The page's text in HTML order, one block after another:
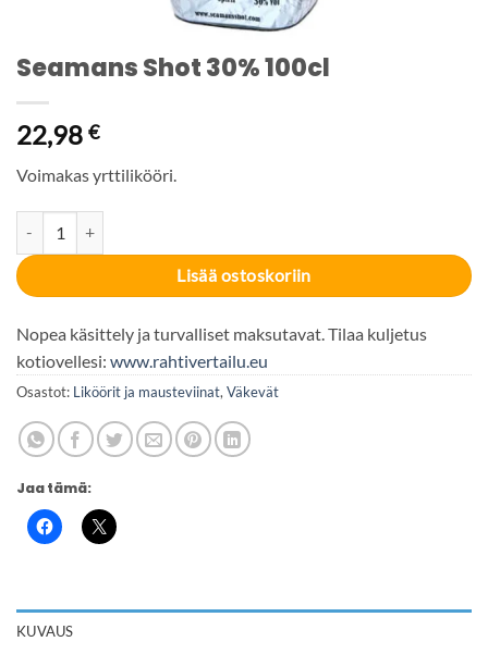
Seamans Shot 30% 100cl
22,98 €
Voimakas yrttilikööri.
Lisää ostoskoriin
Nopea käsittely ja turvalliset maksutavat. Tilaa kuljetus
kotiovellesi: www.rahtivertailu.eu
Osastot: Liköörit ja mausteviinat, Väkevät
Jaa tämä:
KUVAUS